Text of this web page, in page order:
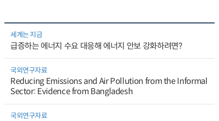
세계는 지금
급증하는 에너지 수요 대응해 에너지 안보 강화하려면?
국외연구자료
Reducing Emissions and Air Pollution from the Informal
Sector: Evidence from Bangladesh
국외연구자료